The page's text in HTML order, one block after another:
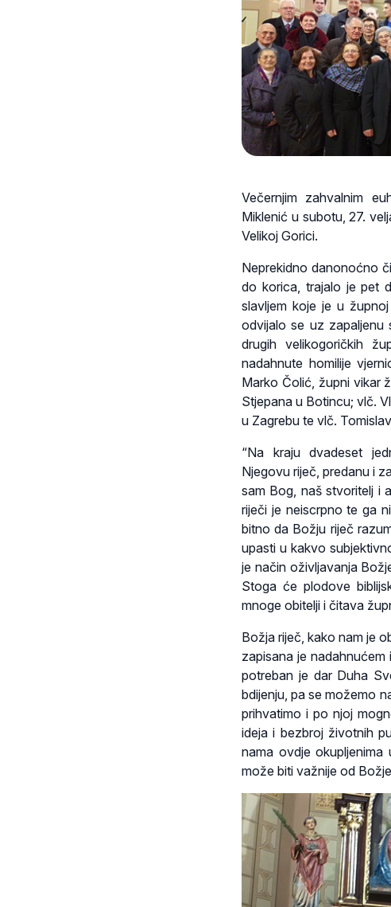
Večernjim zahvalnim
Miklenić u subotu, 27.
Velikoj Gorici.
Neprekidno danonoćno
do korica, trajalo je pet
slavljem koje je u
odvijalo se uz zapaljenu
drugih velikogoričkih
nadahnute homilije
Marko Čolić, župni vikar
Stjepana u Botincu; vlč.
u Zagrebu te vlč.
“Na kraju dvadeset
Njegovu riječ, predanu i
sam Bog, naš stvoritelj i
riječi je neiscrpno te ga
bitno da Božju riječ
upasti u kakvo
je način oživljavanja
Stoga će plodove
mnoge obitelji i čitava
Božja riječ, kako nam je
zapisana je
potreban je dar Duha
bdijenju, pa se možemo
prihvatimo i po njoj
ideja i bezbroj životnih
nama ovdje
može biti važnije od